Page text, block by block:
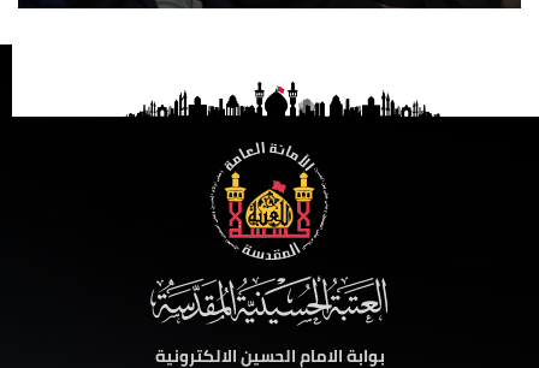
بوابة الامام الحسين الالكترونية